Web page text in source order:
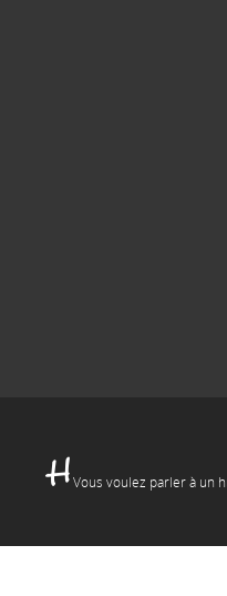
Vous voulez parler à un